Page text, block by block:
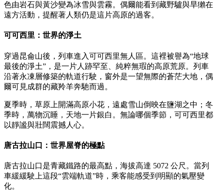
色由岩石與黃沙變為冰雪與雲霧。偶爾能看到藏野驢與旱獺在
遠方活動，提醒著人類仍是這片高原的過客。
可可西里：世界的淨土
穿過昆侖山後，列車進入可可西里無人區。這裡被譽為“地球
最後的淨土”，是一片人跡罕至、純粹無瑕的高原荒原。列車
沿著永凍層修築的軌道行駛，窗外是一望無際的蒼茫大地，偶
爾可見成群的藏羚羊奔馳而過。
夏季時，草原上開滿高原小花，遠處雪山倒映在鹽湖之中；冬
季時，萬物沉睡，天地一片銀白。無論哪個季節，可可西里都
以靜謐與壯闊震撼人心。
唐古拉山口：世界屋脊的極點
唐古拉山口是青藏鐵路的最高點，海拔高達 5072 公尺。當列
車緩緩駛上這段“雲端軌道”時，乘客能感受到明顯的氣壓變
化。